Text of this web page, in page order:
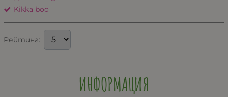
Kikka boo
Рейтинг:
ИНФОРМАЦИЯ